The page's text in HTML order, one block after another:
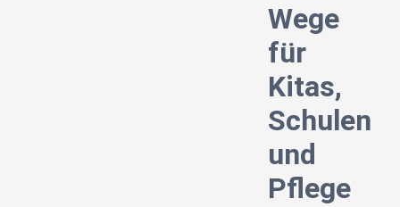
Wege
für
Kitas,
Schulen
und
Pflege